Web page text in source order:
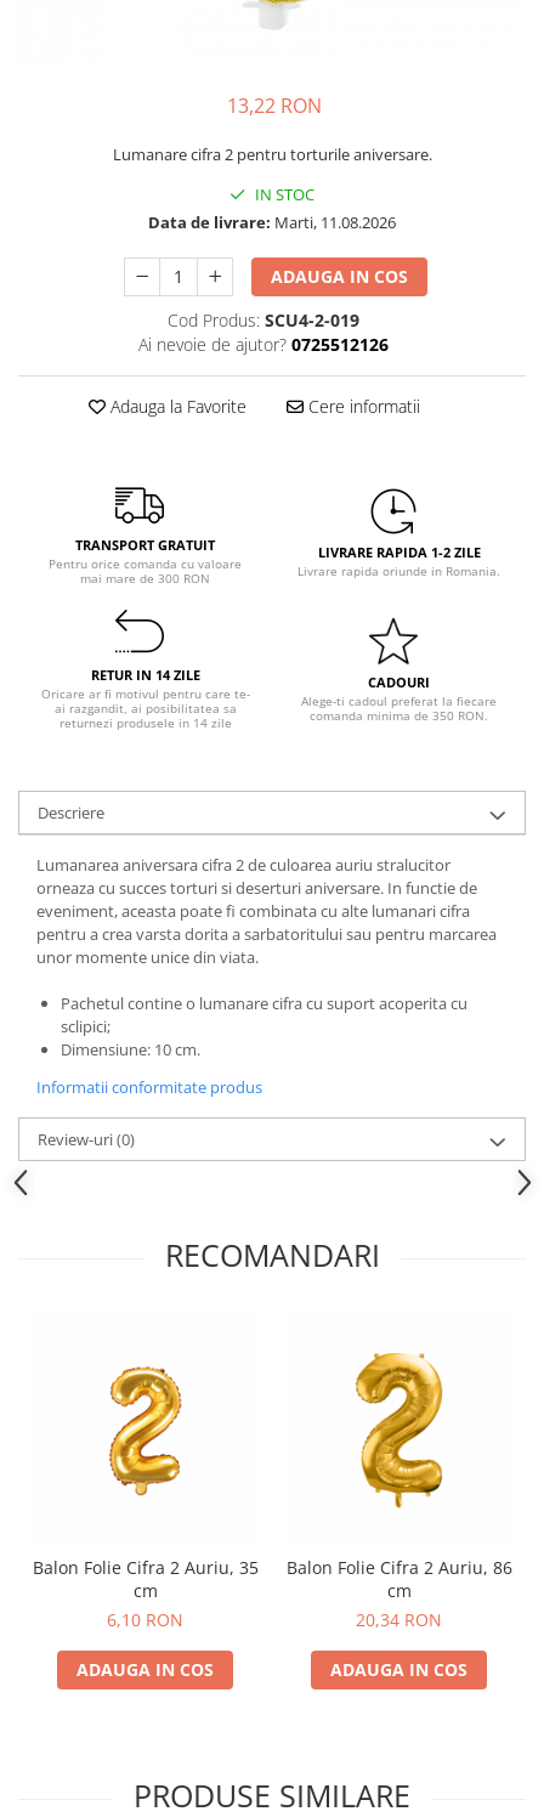
Petrecere Buburuza Miraculoasa
Petrecere Ferma Animalelor
Petrecere Frozen
Petrecere Little Star
Petrecere LOL Surprise
Petrecere Lovely Swan
Petrecere Mica Sirena
Petrecere Pisicute
Petrecere Unicorni
Petreceri Adulti
Pastel Party
Petrecere Disco
Petrecere Anii '20
Petrecere Mexicana
Petrecere Tropicala
Summer Party
Petrecere 40 Ani
Petrecere 50 ani
Ocazie
Craciun
Anul Nou
Gender Reveal
Baby Shower
Botez
Halloween
Nunta
Paste
Petrecere 1 An
Petrecerea Burlacitelor
13,22 RON
Lumanare cifra 2 pentru torturile aniversare.
IN STOC
Data de livrare: Marti, 11.08.2026
ADAUGA IN COS
Cod Produs: SCU4-2-019
Ai nevoie de ajutor? 0725512126
Adauga la Favorite Cere informatii
TRANSPORT GRATUIT
Pentru orice comanda cu valoare
mai mare de 300 RON
LIVRARE RAPIDA 1-2 ZILE
Livrare rapida oriunde in Romania.
RETUR IN 14 ZILE
Oricare ar fi motivul pentru care te-
ai razgandit, ai posibilitatea sa
returnezi produsele in 14 zile
CADOURI
Alege-ti cadoul preferat la fiecare
comanda minima de 350 RON.
Descriere
Lumanarea aniversara cifra 2 de culoarea auriu stralucitor
orneaza cu succes torturi si deserturi aniversare. In functie de
eveniment, aceasta poate fi combinata cu alte lumanari cifra
pentru a crea varsta dorita a sarbatoritului sau pentru marcarea
unor momente unice din viata.
Pachetul contine o lumanare cifra cu suport acoperita cu
sclipici;
Dimensiune: 10 cm.
Informatii conformitate produs
Review-uri(0)
RECOMANDARI
Balon Folie Cifra 2 Auriu, 35
cm
6,10 RON
ADAUGA IN COS
Balon Folie Cifra 2 Auriu, 86
cm
20,34 RON
ADAUGA IN COS
PRODUSE SIMILARE